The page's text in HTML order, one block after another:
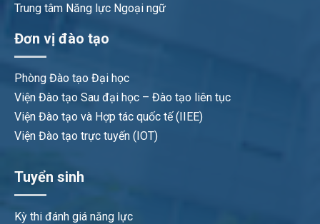
Trung tâm Năng lực Ngoại ngữ
Đơn vị đào tạo
Phòng Đào tạo Đại học
Viện Đào tạo Sau đại học – Đào tạo liên tục
Viện Đào tạo và Hợp tác quốc tế (IIEE)
Viện Đào tạo trực tuyến (IOT)
Tuyển sinh
Kỳ thi đánh giá năng lực